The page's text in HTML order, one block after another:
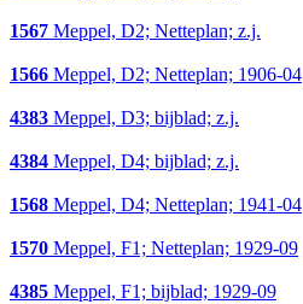
1567 Meppel, D2; Netteplan; z.j.
1566 Meppel, D2; Netteplan; 1906-04
4383 Meppel, D3; bijblad; z.j.
4384 Meppel, D4; bijblad; z.j.
1568 Meppel, D4; Netteplan; 1941-04
1570 Meppel, F1; Netteplan; 1929-09
4385 Meppel, F1; bijblad; 1929-09